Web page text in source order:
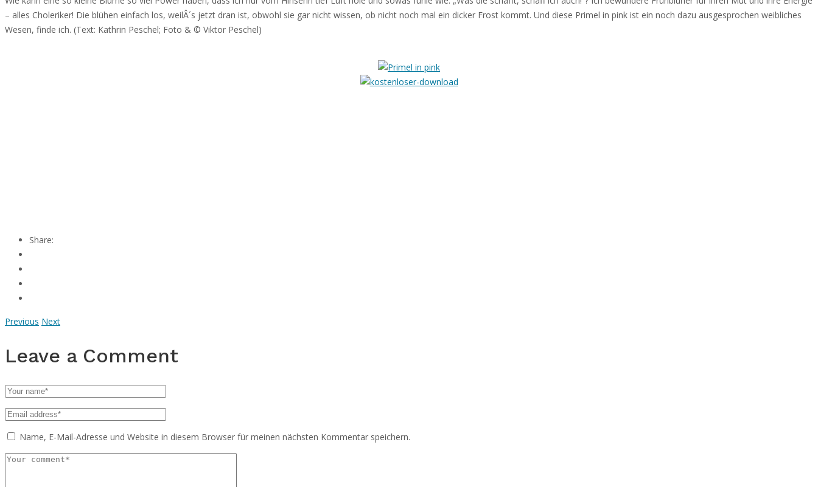
– alles Choleriker! Die blühen einfach los, weilÂ´s jetzt dran ist, obwohl sie gar nicht wissen, ob nicht noch mal ein dicker Frost kommt. Und diese Primel in pink ist ein noch dazu ausgesprochen weibliches
Wesen, finde ich. (Text: Kathrin Peschel; Foto & © Viktor Peschel)
Share:
Previous Next
Leave a Comment
Name, E-Mail-Adresse und Website in diesem Browser für meinen nächsten Kommentar speichern.